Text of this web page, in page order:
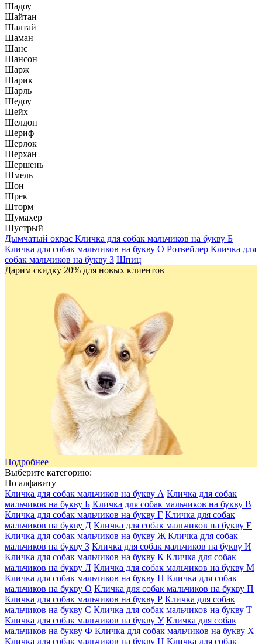
Шадоу
Шайтан
Шалтай
Шаман
Шанс
Шансон
Шарж
Шарик
Шарль
Шедоу
Шейх
Шелдон
Шериф
Шерлок
Шерхан
Шершень
Шмель
Шон
Шрек
Шторм
Шумахер
Шустрый
Дымчатый окрас Кличка для собак мальчиков на букву Б
Кличка для собак мальчиков на букву О Ротвейлер Кличка для
собак мальчиков на букву З Шпиц
Дарим скидку 20% для новых клиентов
Подробнее
Выберите категорию:
По алфавиту
Кличка для собак мальчиков на букву А Кличка для собак
мальчиков на букву Б Кличка для собак мальчиков на букву В
Кличка для собак мальчиков на букву Г Кличка для собак
мальчиков на букву Д Кличка для собак мальчиков на букву Е
Кличка для собак мальчиков на букву Ж Кличка для собак
мальчиков на букву З Кличка для собак мальчиков на букву И
Кличка для собак мальчиков на букву К Кличка для собак
мальчиков на букву Л Кличка для собак мальчиков на букву М
Кличка для собак мальчиков на букву Н Кличка для собак
мальчиков на букву О Кличка для собак мальчиков на букву П
Кличка для собак мальчиков на букву Р Кличка для собак
мальчиков на букву С Кличка для собак мальчиков на букву Т
Кличка для собак мальчиков на букву У Кличка для собак
мальчиков на букву Ф Кличка для собак мальчиков на букву Х
Кличка для собак мальчиков на букву Ц Кличка для собак